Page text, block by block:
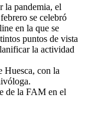
la pandemia, el
se celebró
en la que se
puntos de vista
la actividad
Huesca, con la
de la FAM en el